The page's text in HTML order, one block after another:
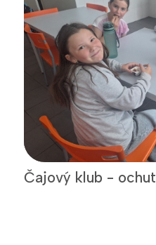
Čajový klub -